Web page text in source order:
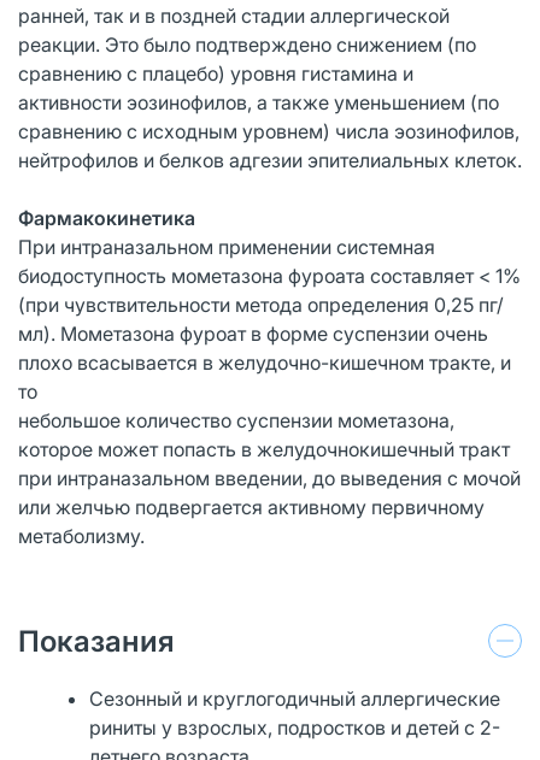
ранней, так и в поздней стадии аллергической
реакции. Это было подтверждено снижением (по
сравнению с плацебо) уровня гистамина и
активности эозинофилов, а также уменьшением (по
сравнению с исходным уровнем) числа эозинофилов,
нейтрофилов и белков адгезии эпителиальных клеток.
Фармакокинетика
При интраназальном применении системная
биодоступность мометазона фуроата составляет < 1%
(при чувствительности метода определения 0,25 пг/
мл). Мометазона фуроат в форме суспензии очень
плохо всасывается в желудочно-кишечном тракте, и
то
небольшое количество суспензии мометазона,
которое может попасть в желудочно­кишечный тракт
при интраназальном введении, до выведения с мочой
или желчью подвергается активному первичному
метаболизму.
Показания
Сезонный и круглогодичный аллергические
риниты у взрослых, подростков и детей с 2-